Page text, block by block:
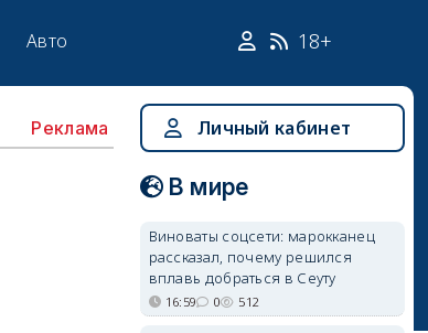
Авто 18+
Реклама Личный кабинет
В мире
Виноваты соцсети: марокканец
рассказал, почему решился
вплавь добраться в Сеуту
16:59 0 512